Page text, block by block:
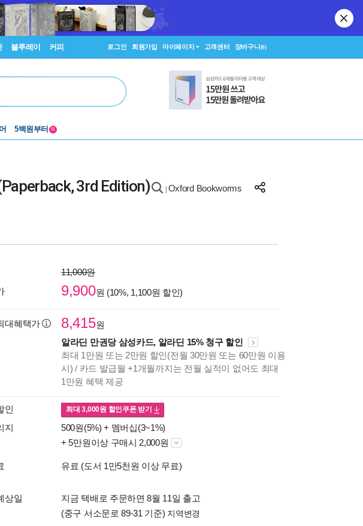
블루레이 커피 로그인 회원가입 마이페이지 고객센터 장바구니(0)
중고 외서
N
3rd Edition)
Oxford Bookworms
11,000원
9,900원 (10%, 1,100원 할인)
대혜택가 8,415원
알라딘 만권당 삼성카드, 알라딘 15% 청구 할인
최대 1만원 또는 2만원 할인(전월 30만원 또는 60만원 이용
시) / 카드 발급월 +1개월까지는 전월 실적이 없어도 최대
1만원 혜택 제공
인 최대3,000원 할인쿠폰 받기
지 500원(5%) + 멤버십(3~1%)
+ 5만원이상 구매시 2,000원
유료 (도서 1만5천원 이상 무료)
상일
지금 택배로 주문하면 8월 11일 출고
(중구 서소문로 89-31 기준) 지역변경